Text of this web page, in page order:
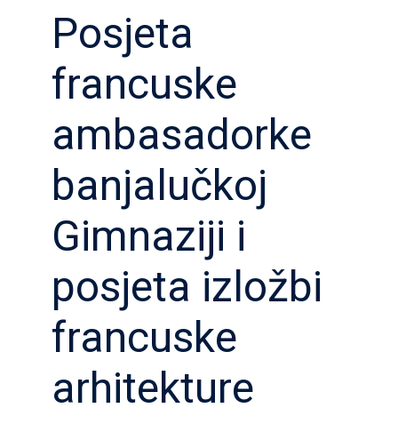
Posjeta
francuske
ambasadorke
banjalučkoj
Gimnaziji i
posjeta izložbi
francuske
arhitekture